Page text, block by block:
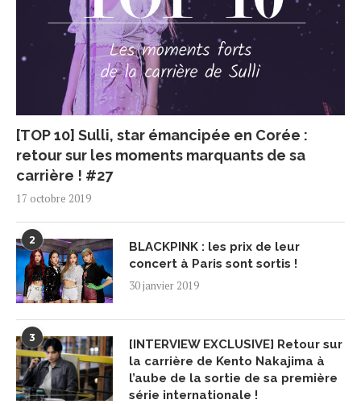
[TOP 10] Sulli, star émancipée en Corée :
retour sur les moments marquants de sa
carrière ! #27
17 octobre 2019
2
BLACKPINK : les prix de leur
concert à Paris sont sortis !
30 janvier 2019
3
[INTERVIEW EXCLUSIVE] Retour sur
la carrière de Kento Nakajima à
l’aube de la sortie de sa première
série internationale !